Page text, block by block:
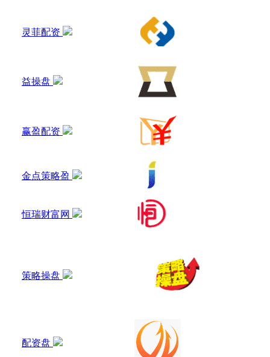
灵菲配资
益操盘
赢盈配资
金点策略盈
恒瑞财富网
策略操盘
配资盘